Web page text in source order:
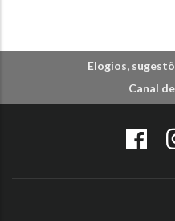
Elogios,
Canal